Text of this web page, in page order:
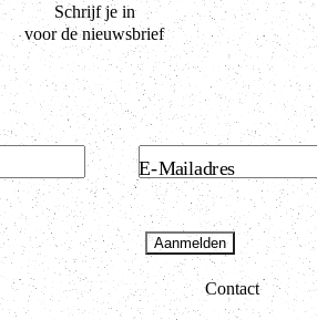
Schrijf je in
voor de nieuwsbrief
E-Mailadres
Aanmelden
Contact